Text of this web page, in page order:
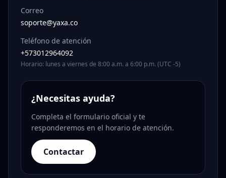
Correo
soporte@yaxa.co
Teléfono de atención
+573012964092
Horario: lunes a viernes de 8:00 a.m. a 6:00 p.m. (UTC -5)
¿Necesitas ayuda?
Completa el formulario oficial y te
responderemos en el horario de atención.
Contactar